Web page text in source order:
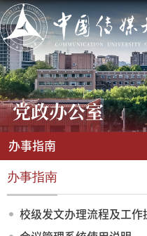
党政办公室
办事指南
办事指南
校级发文办理流程及工作